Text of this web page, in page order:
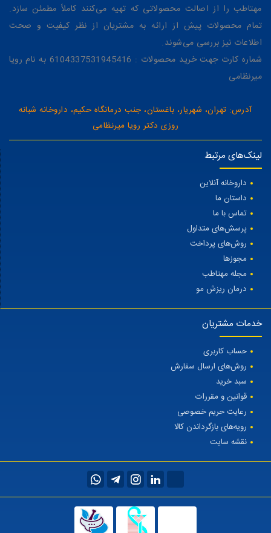
مهتاطب را از اصالت محصولاتی که تهیه می‌کنند کاملاً مطمئن سازد.
تمام محصولات پیش از ارائه به مشتریان از نظر کیفیت و صحت
اطلاعات نیز بررسی می‌شوند.
شماره کارت جهت خرید محصولات : 6104337531945416 به نام رویا
میرنظامی
آدرس: تهران، شهریار، باغستان، جنب درمانگاه حکیم، داروخانه شبانه
روزی دکتر رویا میرنظامی
لینک‌های مرتبط
داروخانه آنلاین
داستان ما
تماس با ما
پرسش‌های متداول
روش‌های پرداخت
مجوزها
مجله مهتاطب
درمان ریزش مو
خدمات مشتریان
حساب کاربری
روش‌های ارسال سفارش
سبد خرید
قوانین و مقررات
رعایت حریم خصوصی
رویه‌های بازگرداندن کالا
نقشه سایت